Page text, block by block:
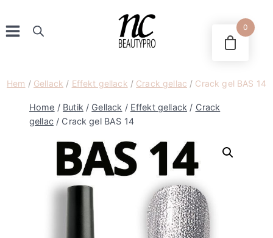
to
content
Hem / Gellack / Effekt gellack / Crack gellac / Crack gel BAS 14
Home / Butik / Gellack / Effekt gellack / Crack
gellac / Crack gel BAS 14
0